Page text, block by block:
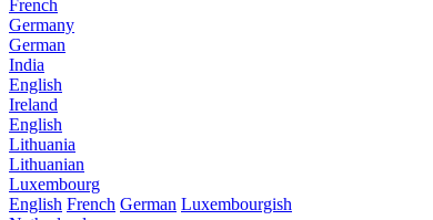
French
Germany
German
India
English
Ireland
English
Lithuania
Lithuanian
Luxembourg
English French German Luxembourgish